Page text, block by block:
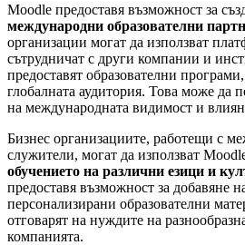
Moodle предоставя възможност за
международни образователни
организации могат да използват
сътрудничат с други компании и
предоставят образователни
глобалната аудитория. Това може да
на международната видимост и
Бизнес организациите, работещи с
служители, могат да използват
обучението на различни езици и
предоставя възможност за добавяне
персонализирани образователни
отговарят на нуждите на
компанията.